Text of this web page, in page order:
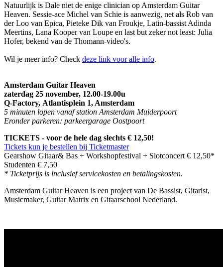
Natuurlijk is Dale niet de enige clinician op Amsterdam Guitar
Heaven. Sessie-ace Michel van Schie is aanwezig, net als Rob van
der Loo van Epica, Pieteke Dik van Froukje, Latin-bassist Adinda
Meertins, Lana Kooper van Loupe en last but zeker not least: Julia
Hofer, bekend van de Thomann-video's.
Wil je meer info? Check deze link voor alle info.
Amsterdam Guitar Heaven
zaterdag 25 november, 12.00-19.00u
Q-Factory, Atlantisplein 1, Amsterdam
5 minuten lopen vanaf station Amsterdam Muiderpoort
Eronder parkeren: parkeergarage Oostpoort
TICKETS - voor de hele dag slechts € 12,50!
Tickets kun je bestellen bij Ticketmaster
Gearshow Gitaar& Bas + Workshopfestival + Slotconcert € 12,50*
Studenten € 7,50
* Ticketprijs is inclusief servicekosten en betalingskosten.
Amsterdam Guitar Heaven is een project van De Bassist, Gitarist,
Musicmaker, Guitar Matrix en Gitaarschool Nederland.